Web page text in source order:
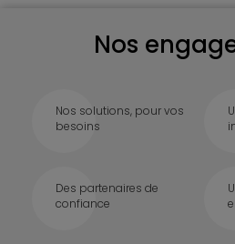
Nos
Nos solutions, pour vos
besoins
Des partenaires de
confiance